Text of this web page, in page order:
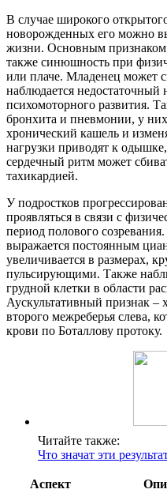
В случае широкого
новорожденных его можно
жизни. Основным признаком
также синюшность при
или плаче. Младенец может
наблюдается недостаточный
психомоторного развития.
бронхита и пневмонии, у
хронический кашель и
нагрузки приводят к
сердечный ритм может
тахикардией.
У подростков
проявляться в связи с
период полового
выражается постоянным
увеличивается в размерах,
пульсирующими. Также
грудной клетки в области
Аускультативный признак –
второго межреберья слева,
крови по Боталлову протоку.
Читайте также:
Что значат эти
Аспект